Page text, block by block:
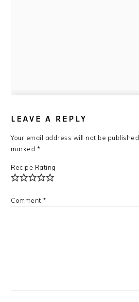
INTERACTIONS
LEAVE A REPLY
Your email address will not be published.
marked *
Recipe Rating
Comment *